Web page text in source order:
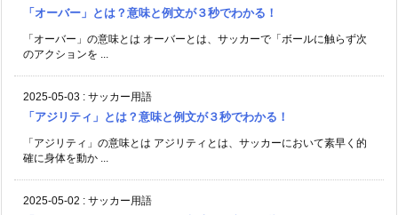
「オーバー」とは？意味と例文が３秒でわかる！
「オーバー」の意味とは オーバーとは、サッカーで「ボールに触らず次
のアクションを ...
2025-05-03 : サッカー用語
「アジリティ」とは？意味と例文が３秒でわかる！
「アジリティ」の意味とは アジリティとは、サッカーにおいて素早く的
確に身体を動か ...
2025-05-02 : サッカー用語